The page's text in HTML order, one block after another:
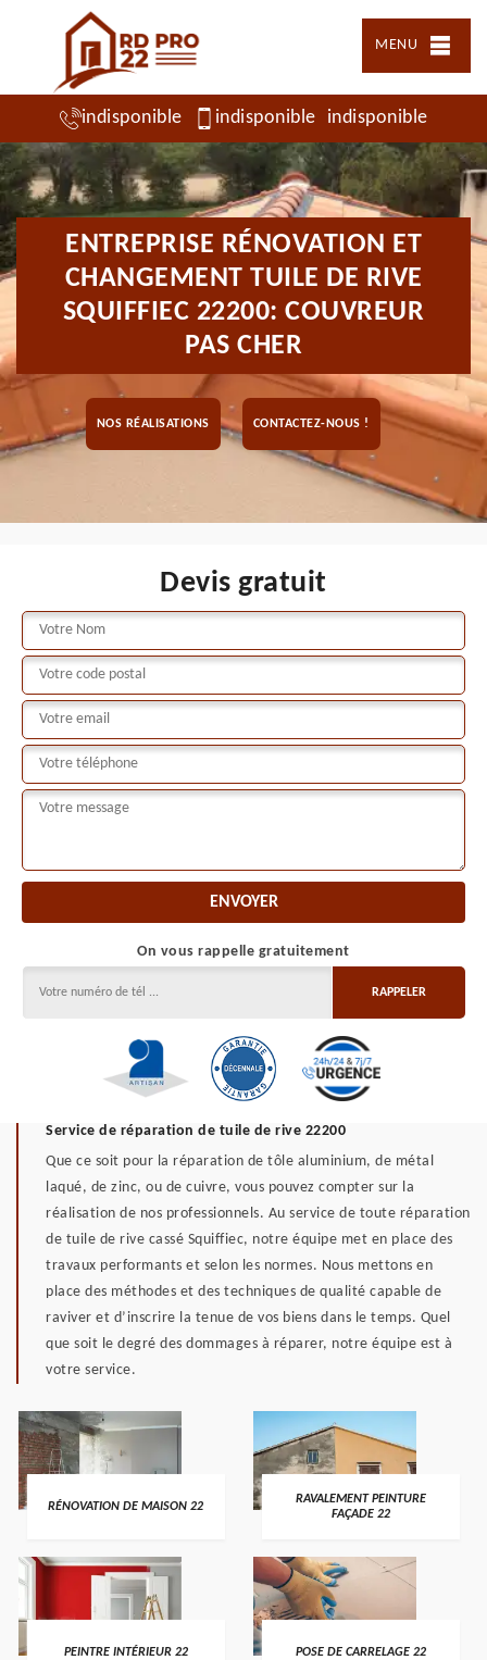
MENU
indisponible indisponible indisponible
ENTREPRISE RÉNOVATION ET
CHANGEMENT TUILE DE RIVE
SQUIFFIEC 22200: COUVREUR
PAS CHER
NOS RÉALISATIONS CONTACTEZ-NOUS !
Devis gratuit
On vous rappelle gratuitement
Service de réparation de tuile de rive 22200
Que ce soit pour la réparation de tôle aluminium, de métal
laqué, de zinc, ou de cuivre, vous pouvez compter sur la
réalisation de nos professionnels. Au service de toute réparation
de tuile de rive cassé Squiffiec, notre équipe met en place des
travaux performants et selon les normes. Nous mettons en
place des méthodes et des techniques de qualité capable de
raviver et d’inscrire la tenue de vos biens dans le temps. Quel
que soit le degré des dommages à réparer, notre équipe est à
votre service.
RÉNOVATION DE MAISON 22
RAVALEMENT PEINTURE
FAÇADE 22
PEINTRE INTÉRIEUR 22 POSE DE CARRELAGE 22